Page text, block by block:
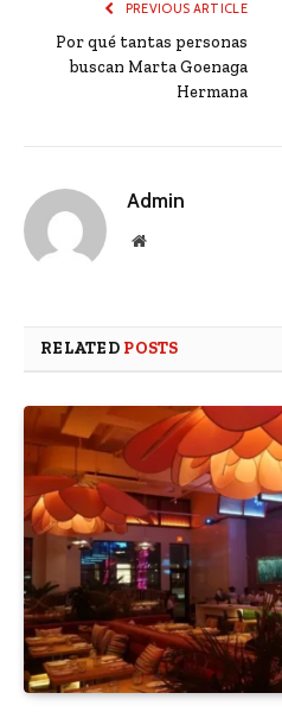
PREVIOUS ARTICLE
Por qué tantas personas
buscan Marta Goenaga
Hermana
Admin
Website
RELATED POSTS